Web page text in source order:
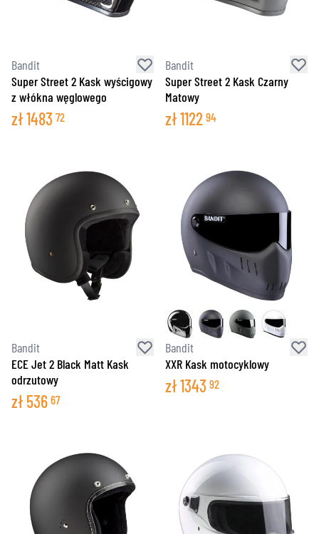
Bandit
Super Street 2 Kask wyścigowy
z włókna węglowego
zł1483 72
Bandit
Super Street 2 Kask Czarny
Matowy
zł1122 94
Bandit
ECE Jet 2 Black Matt Kask
odrzutowy
zł536 67
Bandit
XXR Kask motocyklowy
zł1343 92